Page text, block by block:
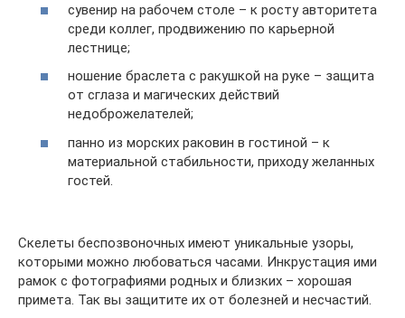
сувенир на рабочем столе – к росту авторитета
среди коллег, продвижению по карьерной
лестнице;
ношение браслета с ракушкой на руке – защита
от сглаза и магических действий
недоброжелателей;
панно из морских раковин в гостиной – к
материальной стабильности, приходу желанных
гостей.
Скелеты беспозвоночных имеют уникальные узоры,
которыми можно любоваться часами. Инкрустация ими
рамок с фотографиями родных и близких – хорошая
примета. Так вы защитите их от болезней и несчастий.